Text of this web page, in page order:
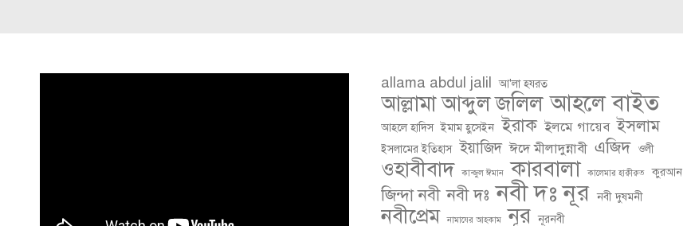
allama abdul jalil আ'লা হযরত
আল্লামা আব্দুল জলিল আহলে বাইত
আহলে হাদিস ইমাম হুসেইন ইরাক ইলমে গায়েব ইসলাম
ইসলামের ইতিহাস ইয়াজিদ ঈদে মীলাদুন্নাবী এজিদ ওলী
ওহাবীবাদ কান্জুল ঈমান কারবালা কালেমার হাক্বীক্বত কুরআন
জিন্দা নবী নবী দঃ নবী দঃ নূর নবী দুষমনী
নবীপ্রেম নামাযের আহকাম নূর নূরনবী